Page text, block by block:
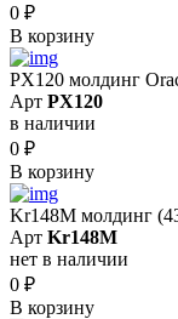
0 ₽
В корзину
PX120 молдинг
Арт PX120
в наличии
0 ₽
В корзину
Kr148M молдинг
Арт Kr148M
нет в наличии
0 ₽
В корзину